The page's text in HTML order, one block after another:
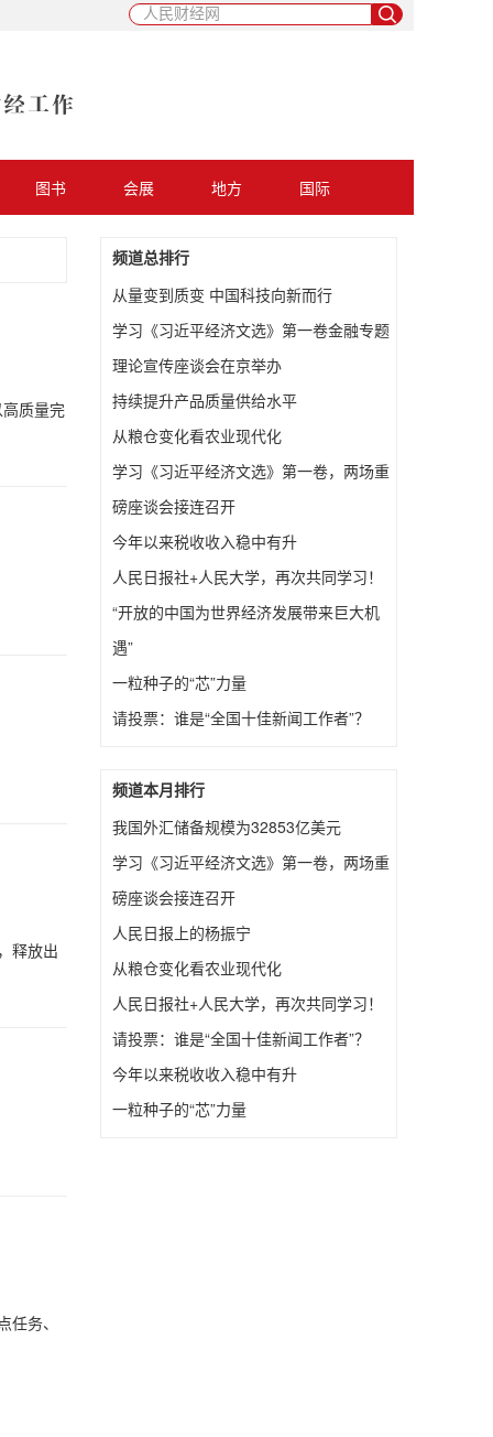
图书 会展 地方 国际
质量完
释放出
任务、
频道总排行
从量变到质变 中国科技向新而行
学习《习近平经济文选》第一卷金融专题
理论宣传座谈会在京举办
持续提升产品质量供给水平
从粮仓变化看农业现代化
学习《习近平经济文选》第一卷，两场重
磅座谈会接连召开
今年以来税收收入稳中有升
人民日报社+人民大学，再次共同学习！
“开放的中国为世界经济发展带来巨大机
遇”
一粒种子的“芯”力量
请投票：谁是“全国十佳新闻工作者”？
频道本月排行
我国外汇储备规模为32853亿美元
学习《习近平经济文选》第一卷，两场重
磅座谈会接连召开
人民日报上的杨振宁
从粮仓变化看农业现代化
人民日报社+人民大学，再次共同学习！
请投票：谁是“全国十佳新闻工作者”？
今年以来税收收入稳中有升
一粒种子的“芯”力量